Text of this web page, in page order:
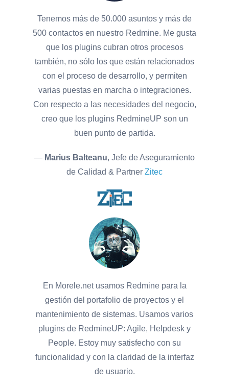
Tenemos más de 50.000 asuntos y más de
500 contactos en nuestro Redmine. Me gusta
que los plugins cubran otros procesos
también, no sólo los que están relacionados
con el proceso de desarrollo, y permiten
varias puestas en marcha o integraciones.
Con respecto a las necesidades del negocio,
creo que los plugins RedmineUP son un
buen punto de partida.
— Marius Balteanu, Jefe de Aseguramiento
de Calidad & Partner Zitec
En Morele.net usamos Redmine para la
gestión del portafolio de proyectos y el
mantenimiento de sistemas. Usamos varios
plugins de RedmineUP: Agile, Helpdesk y
People. Estoy muy satisfecho con su
funcionalidad y con la claridad de la interfaz
de usuario.